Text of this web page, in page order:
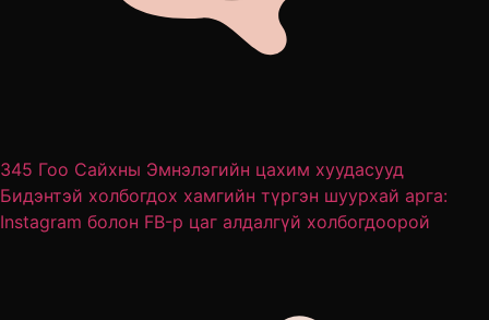
345 Гоо Сайхны Эмнэлэгийн цахим хуудасууд
Бидэнтэй холбогдох хамгийн түргэн шуурхай арга:
Instagram болон FB-р цаг алдалгүй холбогдоорой